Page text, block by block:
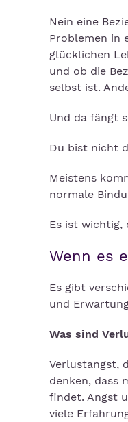
Nein eine
Problemen in
glücklichen
und ob die
selbst ist.
Und da fängt
Du bist nicht
Meistens
normale
Es ist wichtig,
Wenn es
Es gibt
und
Was sind
Verlustangst,
denken, dass
findet. Angst
viele